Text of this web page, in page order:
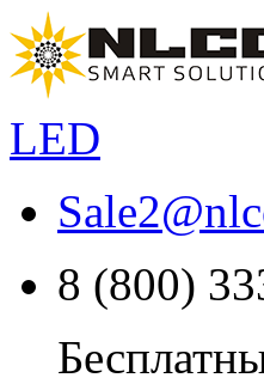
LED
Sale2@
8 (800)